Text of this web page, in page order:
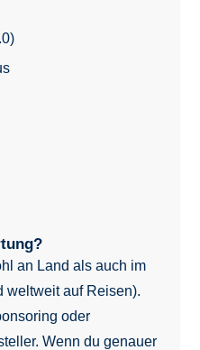
an Land als auch im
weltweit auf Reisen).
oder
Wenn du genauer